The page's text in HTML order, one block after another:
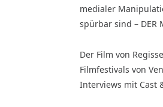
medialer
spürbar sind – DER
Der Film von
Filmfestivals von
Interviews mit Cast